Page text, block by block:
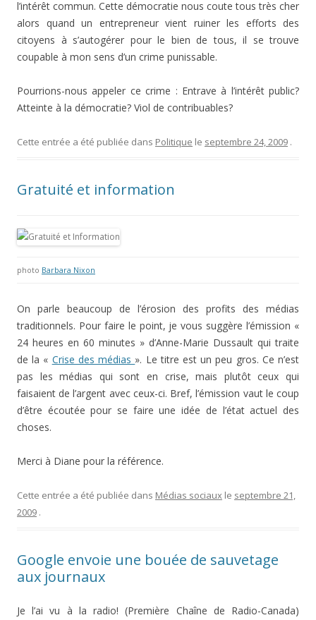
l’intérêt commun. Cette démocratie nous coute tous très cher
alors quand un entrepreneur vient ruiner les efforts des
citoyens à s’autogérer pour le bien de tous, il se trouve
coupable à mon sens d’un crime punissable.
Pourrions-nous appeler ce crime : Entrave à l’intérêt public?
Atteinte à la démocratie? Viol de contribuables?
Cette entrée a été publiée dans Politique le septembre 24, 2009 .
Gratuité et information
photo Barbara Nixon
On parle beaucoup de l’érosion des profits des médias
traditionnels. Pour faire le point, je vous suggère l’émission «
24 heures en 60 minutes » d’Anne-Marie Dussault qui traite
de la « Crise des médias ». Le titre est un peu gros. Ce n’est
pas les médias qui sont en crise, mais plutôt ceux qui
faisaient de l’argent avec ceux-ci. Bref, l’émission vaut le coup
d’être écoutée pour se faire une idée de l’état actuel des
choses.
Merci à Diane pour la référence.
Cette entrée a été publiée dans Médias sociaux le septembre 21,
2009 .
Google envoie une bouée de sauvetage
aux journaux
Je l’ai vu à la radio! (Première Chaîne de Radio-Canada)